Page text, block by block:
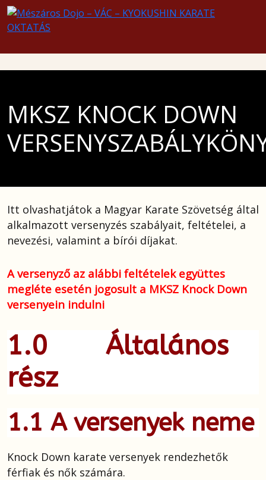
MKSZ KNOCK DOWN
Itt olvashatjátok a Magyar Karate Szövetség által
alkalmazott versenyzés szabályait, feltételei, a
nevezési, valamint a bírói díjakat.
A versenyző az alábbi feltételek együttes
megléte esetén jogosult a MKSZ Knock Down
versenyein indulni
1.0 Általános
rész
1.1 A versenyek neme
Knock Down karate versenyek rendezhetők
férfiak és nők számára.